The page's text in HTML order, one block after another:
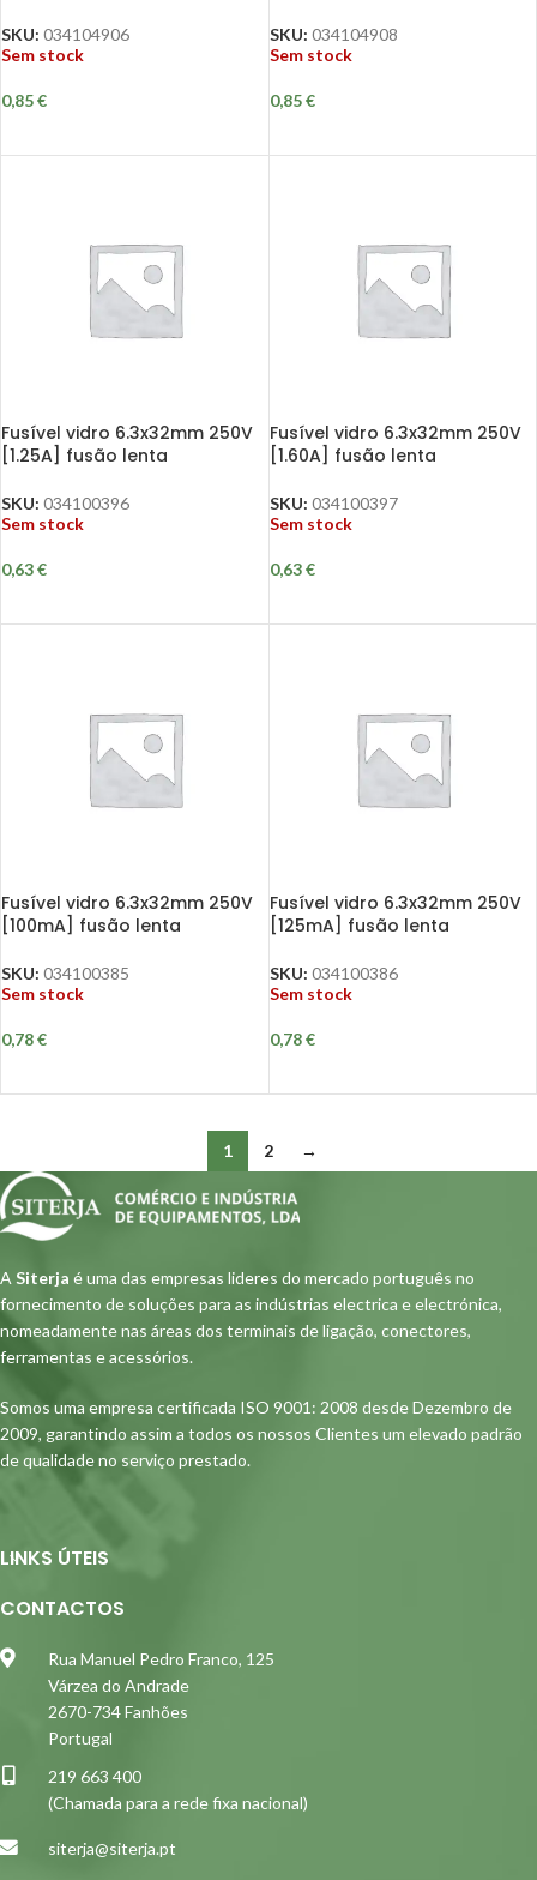
SKU: 034104906
Sem stock
0,85€
SKU: 034104908
Sem stock
0,85€
Fusível vidro 6.3x32mm 250V
[1.25A] fusão lenta
SKU: 034100396
Sem stock
0,63€
Fusível vidro 6.3x32mm 250V
[1.60A] fusão lenta
SKU: 034100397
Sem stock
0,63€
Fusível vidro 6.3x32mm 250V
[100mA] fusão lenta
SKU: 034100385
Sem stock
0,78€
Fusível vidro 6.3x32mm 250V
[125mA] fusão lenta
SKU: 034100386
Sem stock
0,78€
1 2 →
A Siterja é uma das empresas lideres do mercado português no
fornecimento de soluções para as indústrias electrica e electrónica,
nomeadamente nas áreas dos terminais de ligação, conectores,
ferramentas e acessórios.
Somos uma empresa certificada ISO 9001: 2008 desde Dezembro de
2009, garantindo assim a todos os nossos Clientes um elevado padrão
de qualidade no serviço prestado.
LINKS ÚTEIS
CONTACTOS
Rua Manuel Pedro Franco, 125
Várzea do Andrade
2670-734 Fanhões
Portugal
219 663 400
(Chamada para a rede fixa nacional)
siterja@siterja.pt